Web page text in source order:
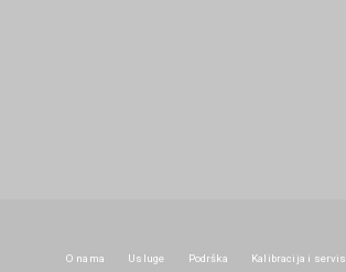
O nama Usluge Podrška Kalibracija i servis